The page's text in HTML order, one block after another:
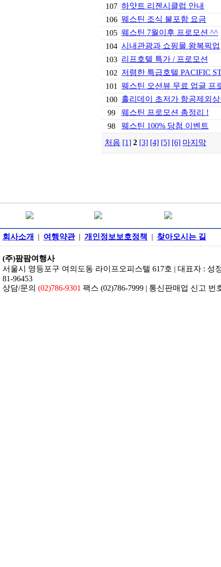
107 하얏트 리젠시클럽 안내
106 웨스틴 조식 불포함 요금
105 웨스틴 7월이후 프로모션 ^^
104 시내관광과 쇼핑몰 왕복픽업
103 리프호텔 특가 / 프로모션
102 저렴한 특급호텔 PACIFIC
101
웨스틴 오션뷰 무료 업글 프
100 홀리데이 초저가 항공제외
99
웨스틴 프로모션 총정리 !
98
웨스틴 100% 당첨 이벤트
처음 [1] 2 [3] [4] [5] [6] 마지막
회사소개 | 여행약관| 개인정보보호정책 | 찾아오시는 길
(주)팜팜여행사
서울시 영등포구 여의도동 라이프오피스텔 617호 | 대표자 : 성
81-96453
상담/문의 (02)786-9301 팩스 (02)786-7999 | 통신판매업 신고 번